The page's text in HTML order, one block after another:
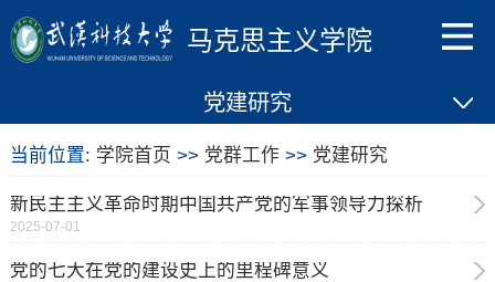
马克思主义学院
党建研究
当前位置: 学院首页 >> 党群工作 >> 党建研究
新民主主义革命时期中国共产党的军事领导力探析
2025-07-01
党的七大在党的建设史上的里程碑意义